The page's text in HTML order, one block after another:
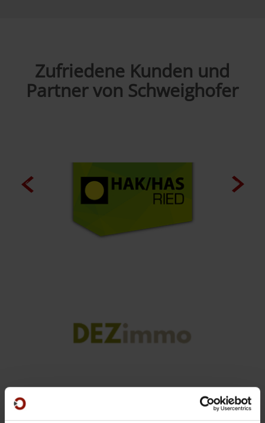
Zufriedene Kunden und
Partner von Schweighofer